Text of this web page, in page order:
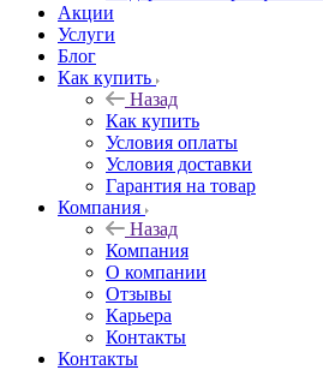
Акции
Услуги
Блог
Как купить
Назад
Как купить
Условия оплаты
Условия доставки
Гарантия на товар
Компания
Назад
Компания
О компании
Отзывы
Карьера
Контакты
Контакты